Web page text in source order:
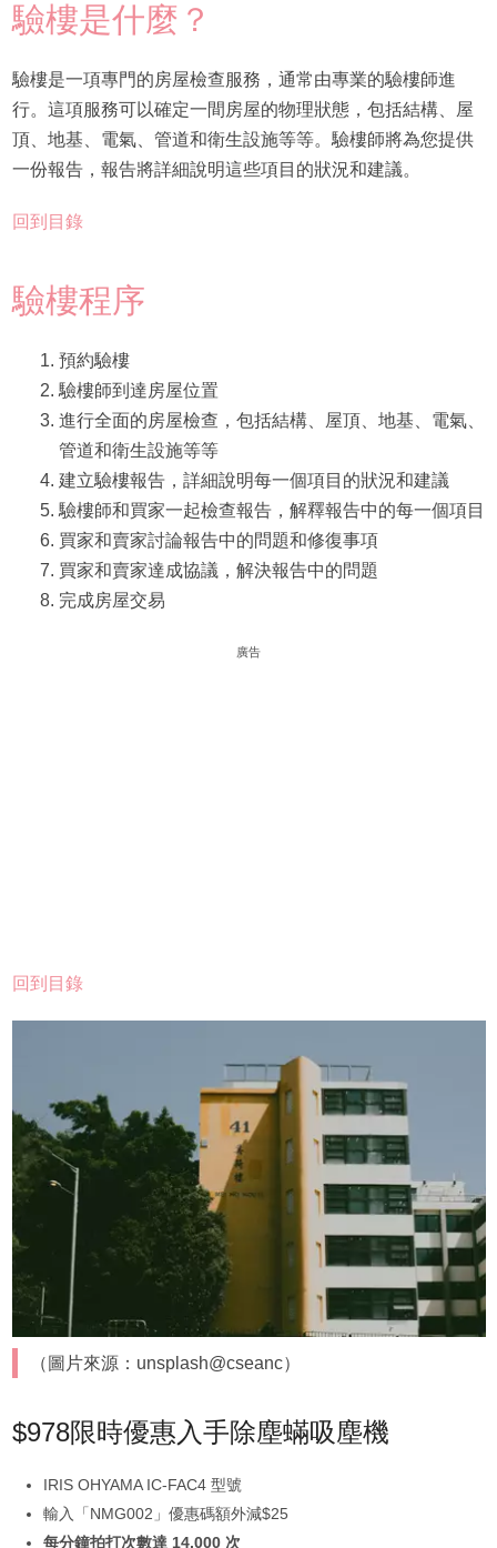
驗樓是什麼？
驗樓是一項專門的房屋檢查服務，通常由專業的驗樓師進
行。這項服務可以確定一間房屋的物理狀態，包括結構、屋
頂、地基、電氣、管道和衛生設施等等。驗樓師將為您提供
一份報告，報告將詳細說明這些項目的狀況和建議。
回到目錄
驗樓程序
預約驗樓
驗樓師到達房屋位置
進行全面的房屋檢查，包括結構、屋頂、地基、電氣、
管道和衛生設施等等
建立驗樓報告，詳細說明每一個項目的狀況和建議
驗樓師和買家一起檢查報告，解釋報告中的每一個項目
買家和賣家討論報告中的問題和修復事項
買家和賣家達成協議，解決報告中的問題
完成房屋交易
廣告
回到目錄
（圖片來源：unsplash@cseanc）
$978限時優惠入手除塵蟎吸塵機
IRIS OHYAMA IC-FAC4 型號
輸入「NMG002」優惠碼額外減$25
每分鐘拍打次數達 14,000 次